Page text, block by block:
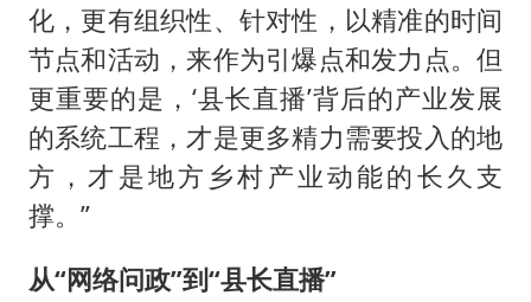
化，更有组织性、针对性，以精准的时间
节点和活动，来作为引爆点和发力点。但
更重要的是，‘县长直播’背后的产业发展
的系统工程，才是更多精力需要投入的地
方，才是地方乡村产业动能的长久支
撑。”
从“网络问政”到“县长直播”